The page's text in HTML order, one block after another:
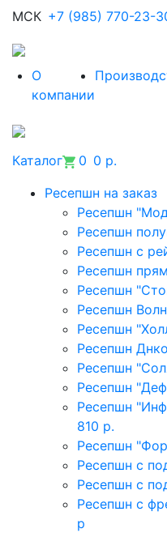
МСК +7 (985) 770-23-
О
компании
Каталог 0 0 р.
Ресепшн на заказ
Ресепшн
Ресепшн
Ресепшн с
Ресепшн
Ресепшн
Ресепшн
Ресепшн
Ресепшн
Ресепшн
Ресепшн
Ресепшн
810 р.
Ресепшн
Ресепшн с
Ресепшн с
Ресепшн с
р